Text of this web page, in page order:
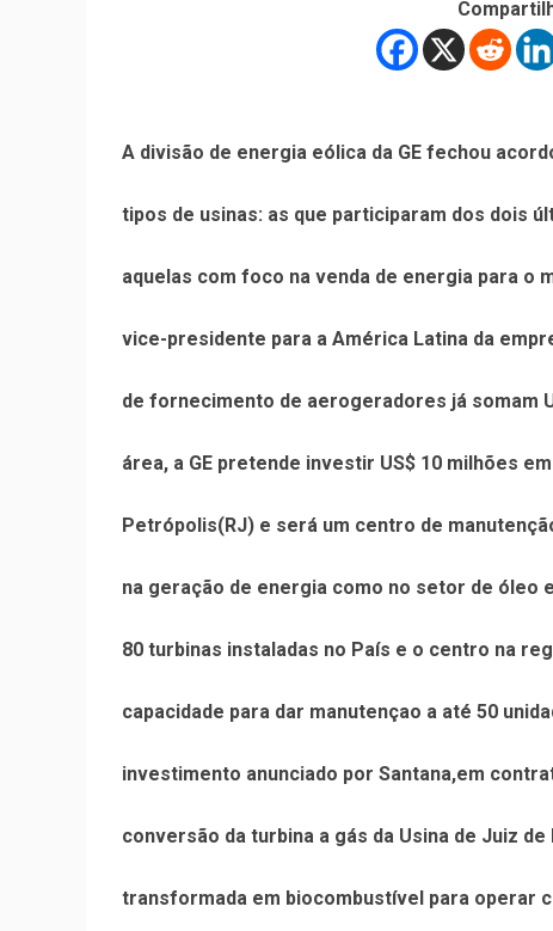
A divisão de energia eólica da GE fechou
tipos de usinas: as que participaram dos dois
aquelas com foco na venda de energia para o
vice-presidente para a América Latina da
de fornecimento de aerogeradores já somam
área, a GE pretende investir US$ 10 milhões
Petrópolis(RJ) e será um centro de
na geração de energia como no setor de óleo
80 turbinas instaladas no País e o centro na
capacidade para dar manutençao a até 50
investimento anunciado por Santana,em
conversão da turbina a gás da Usina de Juiz
transformada em biocombustível para operar